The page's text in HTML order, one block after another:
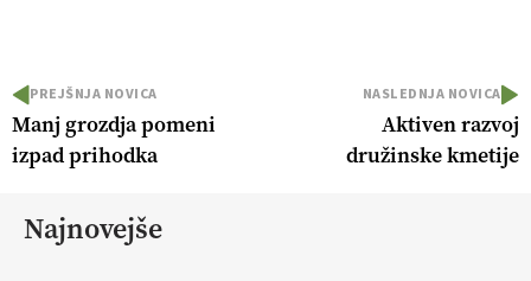
PREJŠNJA NOVICA
Manj grozdja pomeni
izpad prihodka
NASLEDNJA NOVICA
Aktiven razvoj
družinske kmetije
Najnovejše